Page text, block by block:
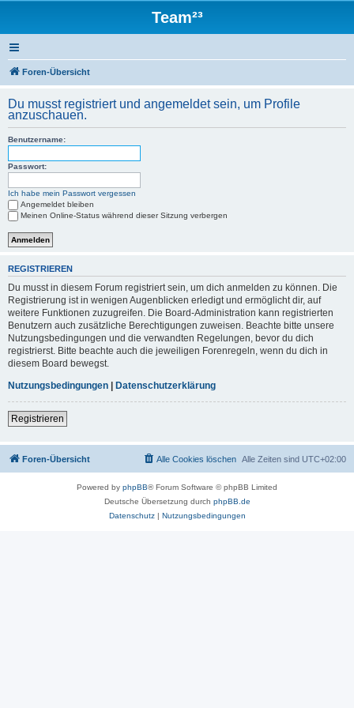
Team²³
Foren-Übersicht
Du musst registriert und angemeldet sein, um Profile
anzuschauen.
Benutzername:
Passwort:
Ich habe mein Passwort vergessen
Angemeldet bleiben
Meinen Online-Status während dieser Sitzung verbergen
REGISTRIEREN
Du musst in diesem Forum registriert sein, um dich anmelden zu können. Die
Registrierung ist in wenigen Augenblicken erledigt und ermöglicht dir, auf
weitere Funktionen zuzugreifen. Die Board-Administration kann registrierten
Benutzern auch zusätzliche Berechtigungen zuweisen. Beachte bitte unsere
Nutzungsbedingungen und die verwandten Regelungen, bevor du dich
registrierst. Bitte beachte auch die jeweiligen Forenregeln, wenn du dich in
diesem Board bewegst.
Nutzungsbedingungen | Datenschutzerklärung
Registrieren
Foren-Übersicht Alle Zeiten sind UTC+02:00
Alle Cookies löschen
Powered by phpBB® Forum Software © phpBB Limited
Deutsche Übersetzung durch phpBB.de
Datenschutz| Nutzungsbedingungen